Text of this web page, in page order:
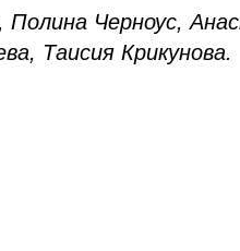
Черноус,
Таисия Крикунова.